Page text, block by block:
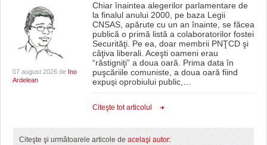
JOCURI ONLINE
DIVERSE
FARMACII DIN TIMIŞOARA
HARTA TIMIŞOAREI
PRIMĂRIILE DIN TIMIŞ
07 august 2026 de Ino
Ardelean
Chiar înaintea alegerilor parlamentare de
la finalul anului 2000, pe baza Legii
CNSAS, apărute cu un an înainte, se făcea
publică o primă listă a colaboratorilor fostei
Securităţi. Pe ea, doar membrii PNŢCD şi
câţiva liberali. Aceşti oameni erau
“răstigniţi” a doua oară. Prima data în
puşcăriile comuniste, a doua oară fiind
expuşi oprobiului public,…
Citeşte tot articolul
Citeşte şi următoarele articole de acelaşi autor: